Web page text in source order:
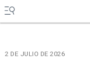
2 DE JULIO DE 2026